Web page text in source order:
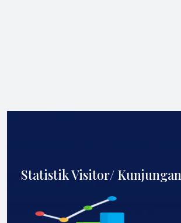
Statistik Visitor/ Kunjungan